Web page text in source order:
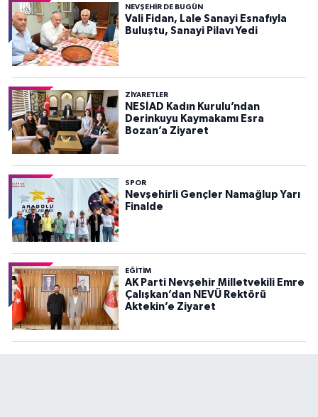
NEVŞEHIR DE BUGÜN
Vali Fidan, Lale Sanayi Esnafıyla
Buluştu, Sanayi Pilavı Yedi
ZIYARETLER
NESİAD Kadın Kurulu’ndan
Derinkuyu Kaymakamı Esra
Bozan’a Ziyaret
SPOR
Nevşehirli Gençler Namağlup Yarı
Finalde
EĞITIM
AK Parti Nevşehir Milletvekili Emre
Çalışkan’dan NEVÜ Rektörü
Aktekin’e Ziyaret